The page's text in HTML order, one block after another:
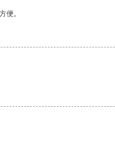
便。